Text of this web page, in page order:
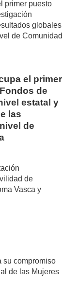
el primer
de
estatal y
las
de
de
Vasca y